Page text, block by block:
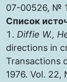
07-00526, №
Список
Diffie W.,
directions in
Transactions
1976. Vol.